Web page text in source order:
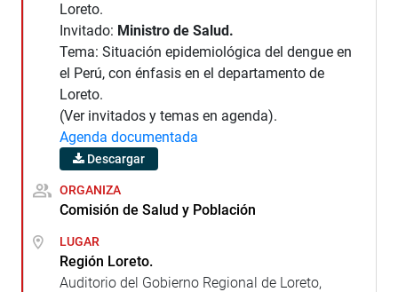
Loreto.
Invitado: Ministro de Salud.
Tema: Situación epidemiológica del dengue en
el Perú, con énfasis en el departamento de
Loreto.
(Ver invitados y temas en agenda).
Agenda documentada
Descargar
ORGANIZA
Comisión de Salud y Población
LUGAR
Región Loreto.
Auditorio del Gobierno Regional de Loreto,